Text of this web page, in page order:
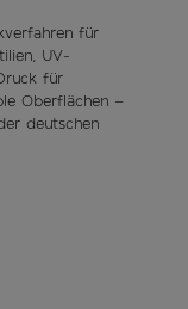
für
UV-
für
Oberflächen –
deutschen